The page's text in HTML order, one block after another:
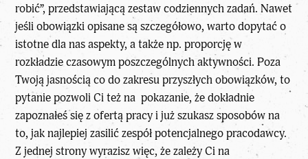
robić”, przedstawiającą zestaw codziennych zadań. Nawet
jeśli obowiązki opisane są szczegółowo, warto dopytać o
istotne dla nas aspekty, a także np. proporcję w
rozkładzie czasowym poszczególnych aktywności. Poza
Twoją jasnością co do zakresu przyszłych obowiązków, to
pytanie pozwoli Ci też na pokazanie, że dokładnie
zapoznałeś się z ofertą pracy i już szukasz sposobów na
to, jak najlepiej zasilić zespół potencjalnego pracodawcy.
Z jednej strony wyrazisz więc, że zależy Ci na